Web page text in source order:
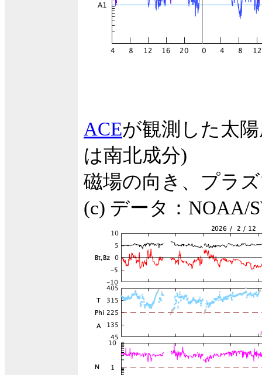
ACEが観測した太
は南北成分)
磁場の向き、プラ
(c) データ：NOAA/